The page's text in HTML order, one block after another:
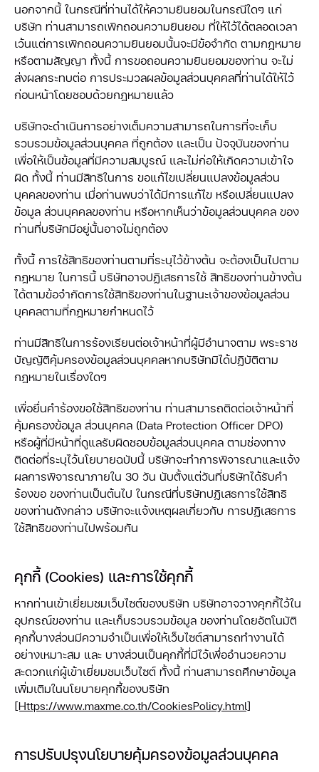
นอกจากนี้ ในกรณีที่ท่านได้ให้ความยินยอมในกรณีใดๆ แก่
บริษัท ท่านสามารถเพิกถอนความยินยอม ที่ให้ไว้ได้ตลอดเวลา
เว้นแต่การเพิกถอนความยินยอมนั้นจะมีข้อจำกัด ตามกฎหมาย
หรือตามสัญญา ทั้งนี้ การขอถอนความยินยอมของท่าน จะไม่
ส่งผลกระทบต่อ การประมวลผลข้อมูลส่วนบุคคลที่ท่านได้ให้ไว้
ก่อนหน้าโดยชอบด้วยกฎหมายแล้ว
บริษัทจะดำเนินการอย่างเต็มความสามารถในการที่จะเก็บ
รวบรวมข้อมูลส่วนบุคคล ที่ถูกต้อง และเป็น ปัจจุบันของท่าน
เพื่อให้เป็นข้อมูลที่มีความสมบูรณ์ และไม่ก่อให้เกิดความเข้าใจ
ผิด ทั้งนี้ ท่านมีสิทธิในการ ขอแก้ไขเปลี่ยนแปลงข้อมูลส่วน
บุคคลของท่าน เมื่อท่านพบว่าได้มีการแก้ไข หรือเปลี่ยนแปลง
ข้อมูล ส่วนบุคคลของท่าน หรือหากเห็นว่าข้อมูลส่วนบุคคล ของ
ท่านที่บริษัทมีอยู่นั้นอาจไม่ถูกต้อง
ทั้งนี้ การใช้สิทธิของท่านตามที่ระบุไว้ข้างต้น จะต้องเป็นไปตาม
กฎหมาย ในการนี้ บริษัทอาจปฏิเสธการใช้ สิทธิของท่านข้างต้น
ได้ตามข้อจำกัดการใช้สิทธิของท่านในฐานะเจ้าของข้อมูลส่วน
บุคคลตามที่กฎหมายกำหนดไว้
ท่านมีสิทธิในการร้องเรียนต่อเจ้าหน้าที่ผู้มีอำนาจตาม พระราช
บัญญัติคุ้มครองข้อมูลส่วนบุคคลหากบริษัทมิได้ปฏิบัติตาม
กฎหมายในเรื่องใดๆ
เพื่อยื่นคำร้องขอใช้สิทธิของท่าน ท่านสามารถติดต่อเจ้าหน้าที่
คุ้มครองข้อมูล ส่วนบุคคล (Data Protection Officer DPO)
หรือผู้ที่มีหน้าที่ดูแลรับผิดชอบข้อมูลส่วนบุคคล ตามช่องทาง
ติดต่อที่ระบุไว้นโยบายฉบับนี้ บริษัทจะทำการพิจารณาและแจ้ง
ผลการพิจารณาภายใน 30 วัน นับตั้งแต่วันที่บริษัทได้รับคำ
ร้องขอ ของท่านเป็นต้นไป ในกรณีที่บริษัทปฏิเสธการใช้สิทธิ
ของท่านดังกล่าว บริษัทจะแจ้งเหตุผลเกี่ยวกับ การปฏิเสธการ
ใช้สิทธิของท่านไปพร้อมกัน
คุกกี้ (Cookies) และการใช้คุกกี้
หากท่านเข้าเยี่ยมชมเว็บไซต์ของบริษัท บริษัทอาจวางคุกกี้ไว้ใน
อุปกรณ์ของท่าน และเก็บรวบรวมข้อมูล ของท่านโดยอัตโนมัติ
คุกกี้บางส่วนมีความจำเป็นเพื่อให้เว็บไซต์สามารถทำงานได้
อย่างเหมาะสม และ บางส่วนเป็นคุกกี้ที่มีไว้เพื่ออำนวยความ
สะดวกแก่ผู้เข้าเยี่ยมชมเว็บไซต์ ทั้งนี้ ท่านสามารถศึกษาข้อมูล
เพิ่มเติมในนโยบายคุกกี้ของบริษัท
[Https://www.maxme.co.th/CookiesPolicy.html]
การปรับปรุงนโยบายคุ้มครองข้อมูลส่วนบุคคล